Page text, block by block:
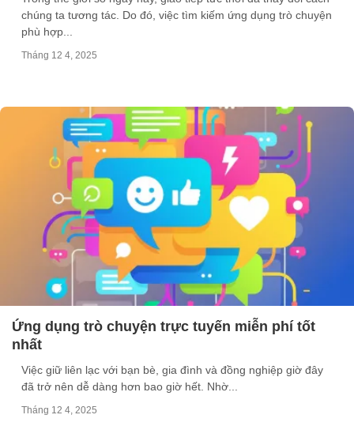
chúng ta tương tác. Do đó, việc tìm kiếm ứng dụng trò chuyện
phù hợp...
Tháng 12 4, 2025
Ứng dụng trò chuyện trực tuyến miễn phí tốt
nhất
Việc giữ liên lạc với bạn bè, gia đình và đồng nghiệp giờ đây
đã trở nên dễ dàng hơn bao giờ hết. Nhờ...
Tháng 12 4, 2025